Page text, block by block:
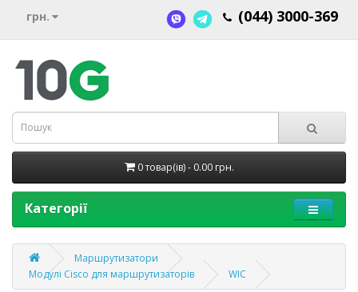
грн. (044) 3000-369
0 товар(ів) - 0.00 грн.
Категорії
Маршрутизатори
Модулі Cisco для маршрутизаторів
WIC